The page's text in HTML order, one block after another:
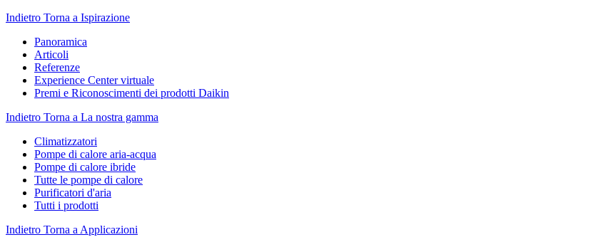
Indietro Torna a Ispirazione
Panoramica
Articoli
Referenze
Experience Center virtuale
Premi e Riconoscimenti dei prodotti Daikin
Indietro Torna a La nostra gamma
Climatizzatori
Pompe di calore aria-acqua
Pompe di calore ibride
Tutte le pompe di calore
Purificatori d'aria
Tutti i prodotti
Indietro Torna a Applicazioni